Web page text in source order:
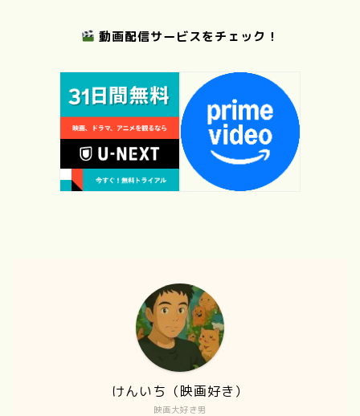
動画配信サービスをチェック！
映画大好き男
けんいち（映画好き）